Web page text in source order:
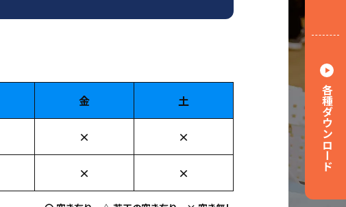
各種ダウンロード
金 土
× ×
× ×